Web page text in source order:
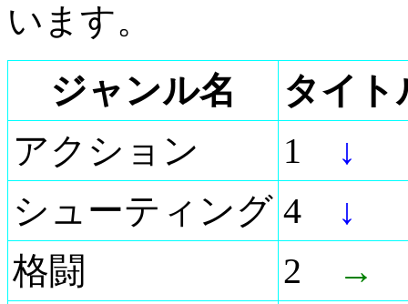
います。
ジャンル名
タイト
アクション
1
↓
シューティング 4
↓
格闘
2
→